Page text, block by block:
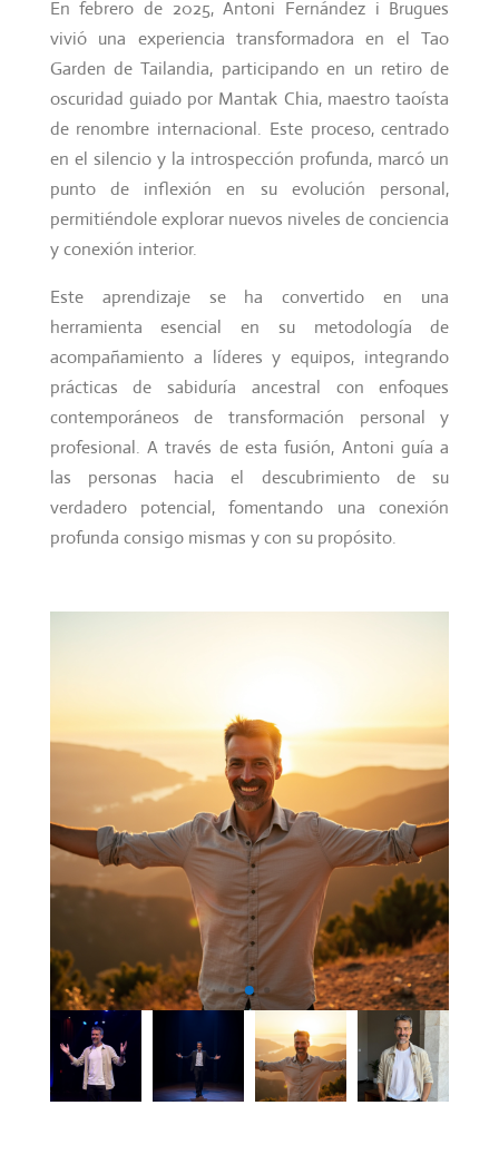
En febrero de 2025, Antoni Fernández i Brugues
vivió una experiencia transformadora en el Tao
Garden de Tailandia, participando en un retiro de
oscuridad guiado por Mantak Chia, maestro taoísta
de renombre internacional. Este proceso, centrado
en el silencio y la introspección profunda, marcó un
punto de inflexión en su evolución personal,
permitiéndole explorar nuevos niveles de conciencia
y conexión interior.
Este aprendizaje se ha convertido en una
herramienta esencial en su metodología de
acompañamiento a líderes y equipos, integrando
prácticas de sabiduría ancestral con enfoques
contemporáneos de transformación personal y
profesional. A través de esta fusión, Antoni guía a
las personas hacia el descubrimiento de su
verdadero potencial, fomentando una conexión
profunda consigo mismas y con su propósito.